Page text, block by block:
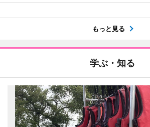
もっと見る
学ぶ・知る